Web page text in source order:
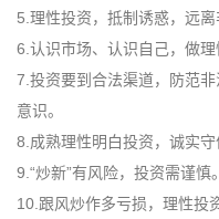
5.理性投资，抵制诱惑，远离
6.认识市场、认识自己，做理
7.投资要到合法渠道，防范
意识。
8.成熟理性明白投资，诚实守
9.“炒新”有风险，投资需谨慎。
10.跟风炒作多亏损，理性投